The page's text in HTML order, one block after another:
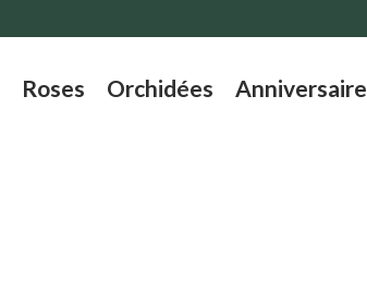
Roses Orchidées Anniversaire